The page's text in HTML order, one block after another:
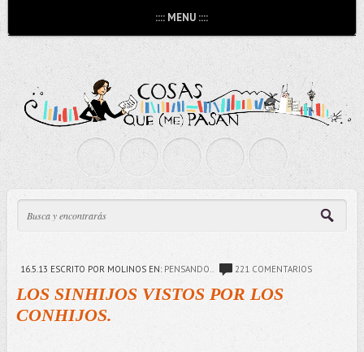
:::: MENU ::::
16.5.13 ESCRITO POR MOLINOS EN: PENSANDO.. 221 COMENTARIOS
LOS SINHIJOS VISTOS POR LOS
CONHIJOS.